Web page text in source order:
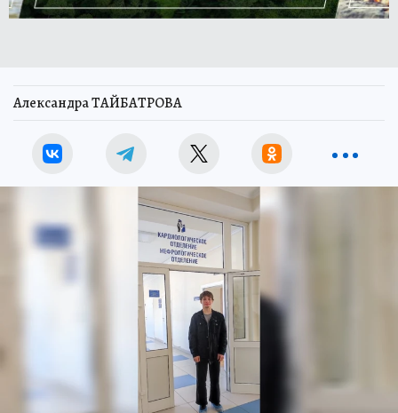
Александра ТАЙБАТРОВА